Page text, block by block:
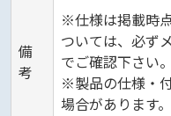
備
考
※仕様は掲載時
ついては、必ず
でご確認下さい。
※製品の仕様・
場合があります。